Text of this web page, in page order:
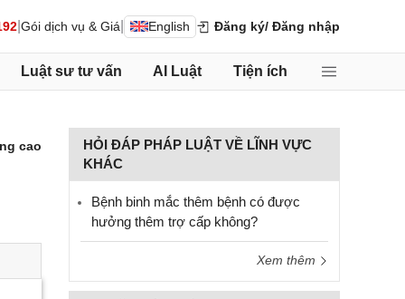
Gói dịch vụ & Giá English Đăng ký/ Đăng nhập
Luật sư tư vấn AI Luật Tiện ích
cao
HỎI ĐÁP PHÁP LUẬT VỀ LĨNH VỰC
KHÁC
Bệnh binh mắc thêm bệnh có được
hưởng thêm trợ cấp không?
Xem thêm